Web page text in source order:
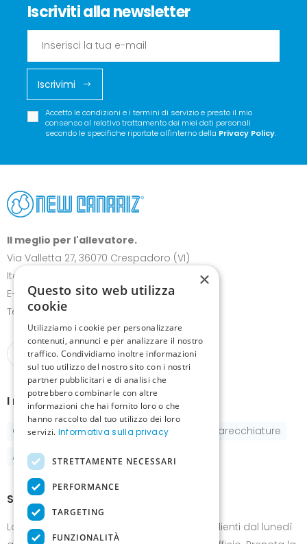
Iscriviti alla newsletter
Iscrivimi
Accetto le condizioni e i termini di servizio e presto il mio
consenso al relativo trattamento dei miei dati personali
secondo le specifiche riportate all'interno della Privacy Policy.
Il meglio per l'allevatore.
Via Valletta 27, 36070 Crespadoro (VI)
Italia
E-mail:info@canariz.it
Telefono+39 345 837 8123
I nostri prodotti
Gabbie Pastoncini e integratori
Apparecchiature
Accessori
Show-room
Lo show-room è a disposizione dei nostri clienti dal lunedì
×
Questo sito web utilizza
cookie
Utilizziamo i cookie per personalizzare
contenuti, annunci e per analizzare il nostro
traffico. Condividiamo inoltre informazioni
sul tuo utilizzo del nostro sito con i nostri
partner pubblicitari e di analisi che
potrebbero combinarle con altre
informazioni che hai fornito loro o che
hanno raccolto dal tuo utilizzo dei loro
servizi. Informativa sulla privacy
STRETTAMENTE NECESSARI
PERFORMANCE
TARGETING
FUNZIONALITÀ